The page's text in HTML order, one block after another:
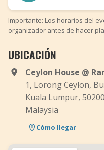
Importante: Los horarios del
organizador antes de hacer
UBICACIÓN
Ceylon House @
1, Lorong Ceylon,
Kuala Lumpur, 50200
Malaysia
Cómo llegar